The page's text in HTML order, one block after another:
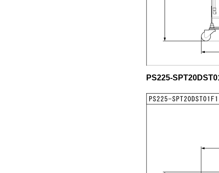
PS225-